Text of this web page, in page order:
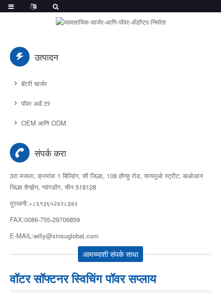
उत्पादन
बॅटरी चार्जर
पॉवर अडॅ टर
OEM आणि ODM
संपर्क करा
3रा मजला, क्रमांक 1 बिल्डिंग, सी जिल्हा, 108 होंगहू रोड, यानलुओ स्ट्रीट, बाओआन
जिल्हा शेन्झेन, ग्वांगडोंग, चीन 518128
दूरध्वनी:+८६१३६५२४२८३७२
FAX:0086-755-29706859
E-MAIL:willy@xinsuglobal.com
आमच्याशी संपर्क साधा
वॉटर सॉफ्टनर स्विचिंग पॉवर सप्लाय